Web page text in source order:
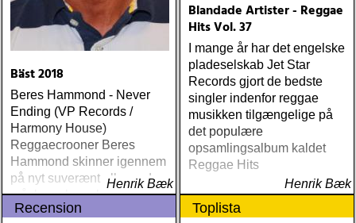
Bäst 2018
Beres Hammond - Never
Ending (VP Records /
Harmony House)
Reggaecrooner Beres
Hammond skinner igennem
på nyt suverænt album, der
måske er hans bedste
gennem tiderne
Henrik Bæk
Blandade Artister - Reggae
Hits Vol. 37
I mange år har det engelske
pladeselskab Jet Star
Records gjort de bedste
singler indenfor reggae
musikken tilgængelige på
det populære
opsamlingsalbum kaldet
Reggae Hits
Henrik Bæk
Recension Toplista